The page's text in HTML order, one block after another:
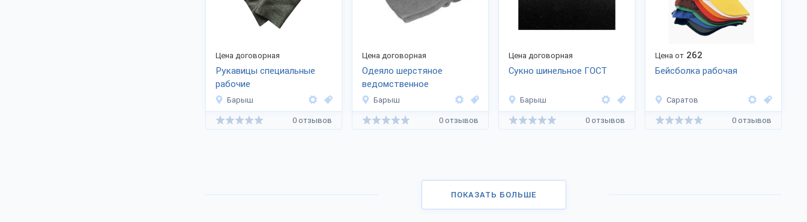
Цена договорная
Рукавицы специальные
рабочие
Барыш
0 отзывов
Цена договорная
Одеяло шерстяное
ведомственное
Барыш
0 отзывов
Цена договорная
Сукно шинельное ГОСТ
Барыш
0 отзывов
Цена от 262
Бейсболка рабочая
Саратов
0 отзывов
ПОКАЗАТЬ БОЛЬШЕ